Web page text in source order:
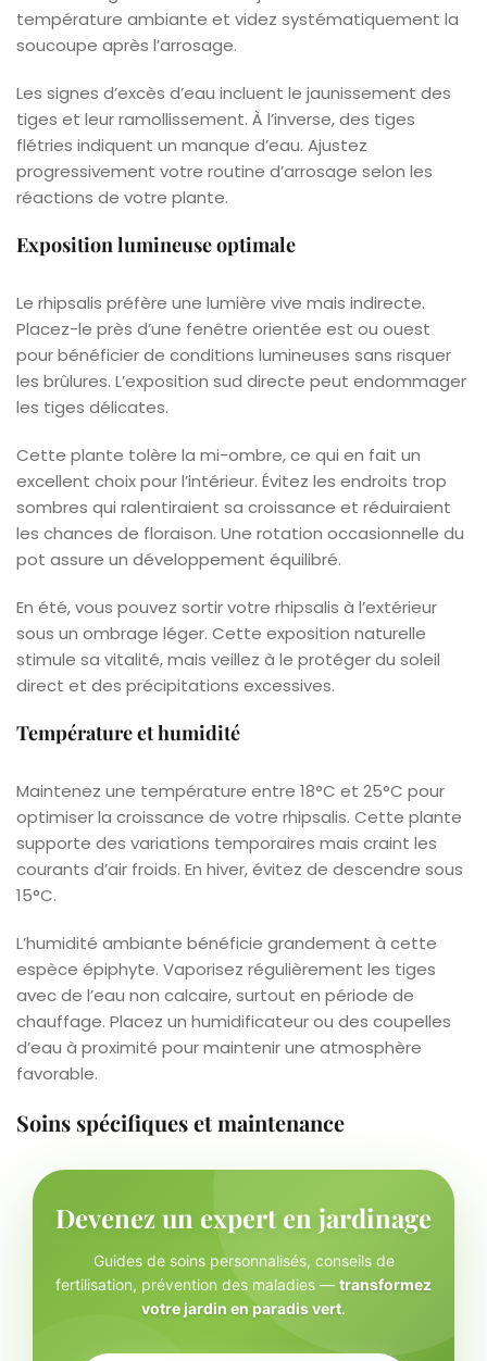
température ambiante et videz systématiquement la
soucoupe après l’arrosage.
Les signes d’excès d’eau incluent le jaunissement des
tiges et leur ramollissement. À l’inverse, des tiges
flétries indiquent un manque d’eau. Ajustez
progressivement votre routine d’arrosage selon les
réactions de votre plante.
Exposition lumineuse optimale
Le rhipsalis préfère une lumière vive mais indirecte.
Placez-le près d’une fenêtre orientée est ou ouest
pour bénéficier de conditions lumineuses sans risquer
les brûlures. L’exposition sud directe peut endommager
les tiges délicates.
Cette plante tolère la mi-ombre, ce qui en fait un
excellent choix pour l’intérieur. Évitez les endroits trop
sombres qui ralentiraient sa croissance et réduiraient
les chances de floraison. Une rotation occasionnelle du
pot assure un développement équilibré.
En été, vous pouvez sortir votre rhipsalis à l’extérieur
sous un ombrage léger. Cette exposition naturelle
stimule sa vitalité, mais veillez à le protéger du soleil
direct et des précipitations excessives.
Température et humidité
Maintenez une température entre 18°C et 25°C pour
optimiser la croissance de votre rhipsalis. Cette plante
supporte des variations temporaires mais craint les
courants d’air froids. En hiver, évitez de descendre sous
15°C.
L’humidité ambiante bénéficie grandement à cette
espèce épiphyte. Vaporisez régulièrement les tiges
avec de l’eau non calcaire, surtout en période de
chauffage. Placez un humidificateur ou des coupelles
d’eau à proximité pour maintenir une atmosphère
favorable.
Soins spécifiques et maintenance
Devenez un expert en jardinage
Guides de soins personnalisés, conseils de
fertilisation, prévention des maladies — transformez
votre jardin en paradis vert.